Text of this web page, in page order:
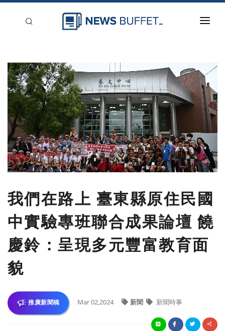
新聞稿分類
登入
刊登
我們在路上 臺東縣原住民國
中實驗專班聯合成果論壇 饒
慶鈴：呈現多元豐富教育面
貌
推廣新聞稿 Mar 02,2024 新聞 新聞時事